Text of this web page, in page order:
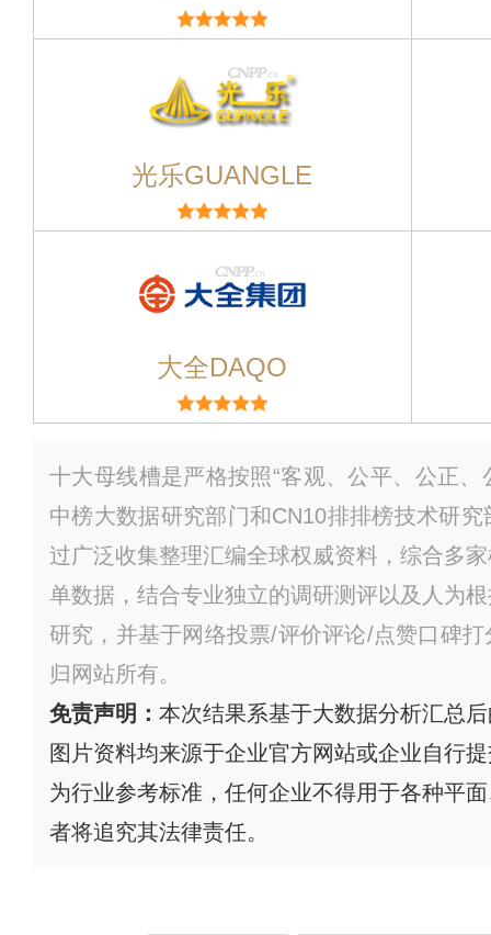
光乐GUANGLE
大全DAQO
十大母线槽是严格按照“客观、公平、公正、
中榜大数据研究部门和CN10排排榜技术研
过广泛收集整理汇编全球权威资料，综合多
单数据，结合专业独立的调研测评以及人为
研究，并基于网络投票/评价评论/点赞口碑
归网站所有。
免责声明： 本次结果系基于大数据分析汇总
图片资料均来源于企业官方网站或企业自行
为行业参考标准，任何企业不得用于各种平
者将追究其法律责任。